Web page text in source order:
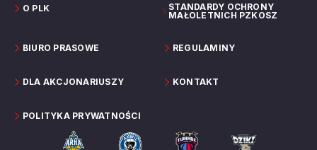
O PLK
STANDARDY OCHRONY
MAŁOLETNICH PZKOSZ
BIURO PRASOWE REGULAMINY
DLA AKCJONARIUSZY KONTAKT
POLITYKA PRYWATNOŚCI